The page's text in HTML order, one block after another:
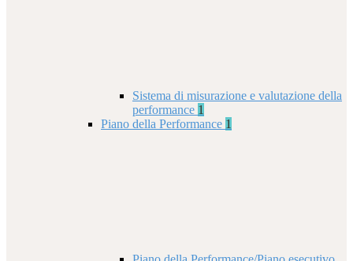
Sistema di misurazione e valutazione della
performance 1
Piano della Performance 1